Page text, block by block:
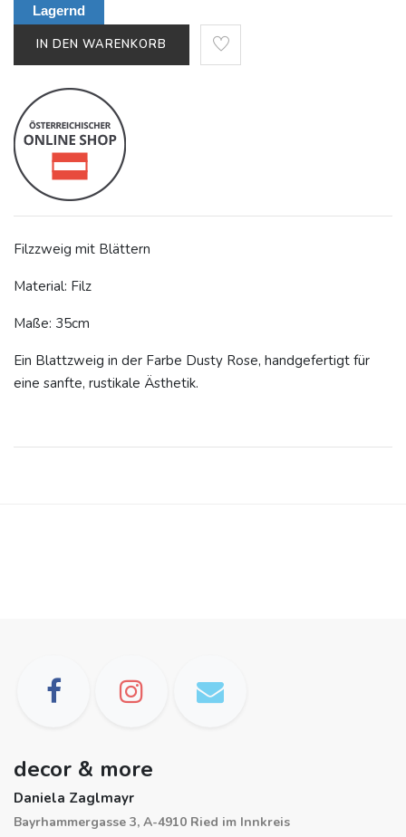
Lagernd
IN DEN WARENKORB
Filzzweig mit Blättern
Material: Filz
Maße: 35cm
Ein Blattzweig in der Farbe Dusty Rose, handgefertigt für
eine sanfte, rustikale Ästhetik.
decor & more
Daniela Zaglmayr
Bayrhammergasse 3, A-4910 Ried im Innkreis